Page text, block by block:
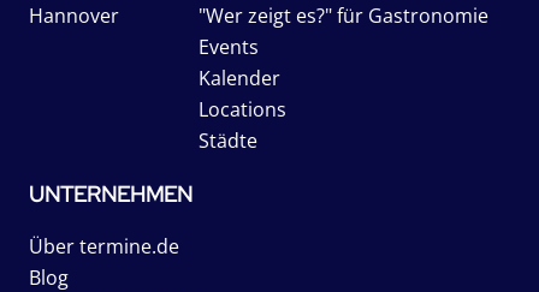
Hannover
"Wer zeigt es?" für Gastronomie
Events
Kalender
Locations
Städte
UNTERNEHMEN
Über termine.de
Blog